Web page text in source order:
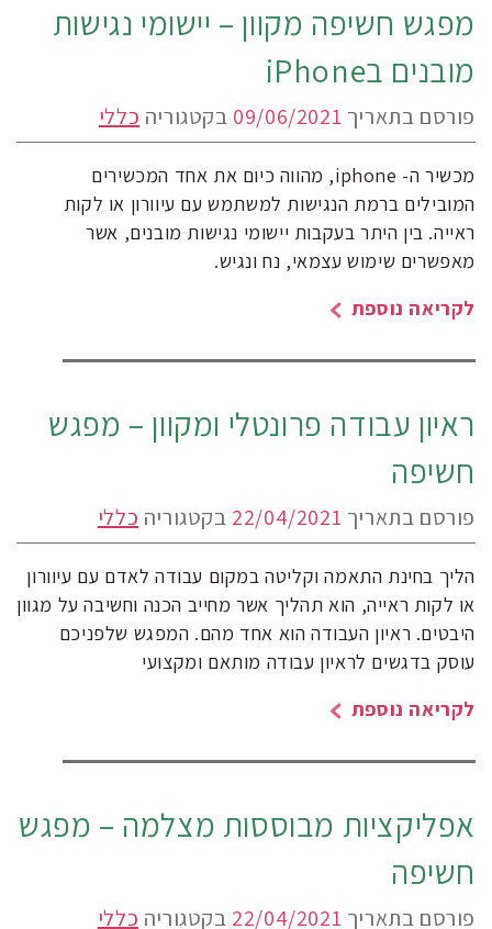
מפגש חשיפה מקוון – יישומי נגישות
מובנים בiPhone
פורסם בתאריך 09/06/2021 בקטגוריה כללי
מכשיר ה- iphone, מהווה כיום את אחד המכשירים
המובילים ברמת הנגישות למשתמש עם עיוורון או לקות
ראייה. בין היתר בעקבות יישומי נגישות מובנים, אשר
מאפשרים שימוש עצמאי, נח ונגיש.
לקריאה נוספת
ראיון עבודה פרונטלי ומקוון – מפגש
חשיפה
פורסם בתאריך 22/04/2021 בקטגוריה כללי
הליך בחינת התאמה וקליטה במקום עבודה לאדם עם עיוורון
או לקות ראייה, הוא תהליך אשר מחייב הכנה וחשיבה על מגוון
היבטים. ראיון העבודה הוא אחד מהם. המפגש שלפניכם
עוסק בדגשים לראיון עבודה מותאם ומקצועי
לקריאה נוספת
אפליקציות מבוססות מצלמה – מפגש
חשיפה
פורסם בתאריך 22/04/2021 בקטגוריה כללי